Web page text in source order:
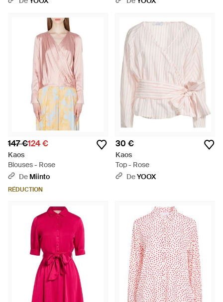
147 €124 €
Kaos
Blouses - Rose
De Miinto
RÉDUCTION
30 €
Kaos
Top - Rose
DeYOOX